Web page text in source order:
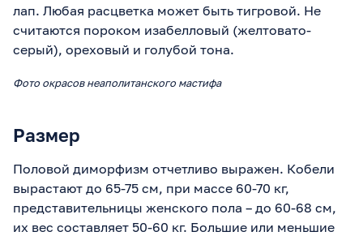
лап. Любая расцветка может быть тигровой. Не
считаются пороком изабелловый (желтовато-
серый), ореховый и голубой тона.
Фото окрасов неаполитанского мастифа
Размер
Половой диморфизм отчетливо выражен. Кобели
вырастают до 65-75 см, при массе 60-70 кг,
представительницы женского пола – до 60-68 см,
их вес составляет 50-60 кг. Большие или меньшие